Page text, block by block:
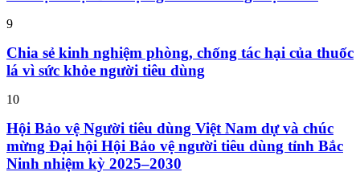
9
Chia sẻ kinh nghiệm phòng, chống tác hại của thuốc
lá vì sức khỏe người tiêu dùng
10
Hội Bảo vệ Người tiêu dùng Việt Nam dự và chúc
mừng Đại hội Hội Bảo vệ người tiêu dùng tỉnh Bắc
Ninh nhiệm kỳ 2025–2030